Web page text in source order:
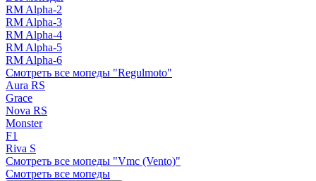
RM Alpha-2
RM Alpha-3
RM Alpha-4
RM Alpha-5
RM Alpha-6
Смотреть все мопеды "Regulmoto"
Aura RS
Grace
Nova RS
Monster
F1
Riva S
Смотреть все мопеды "Vmc (Vento)"
Смотреть все мопеды